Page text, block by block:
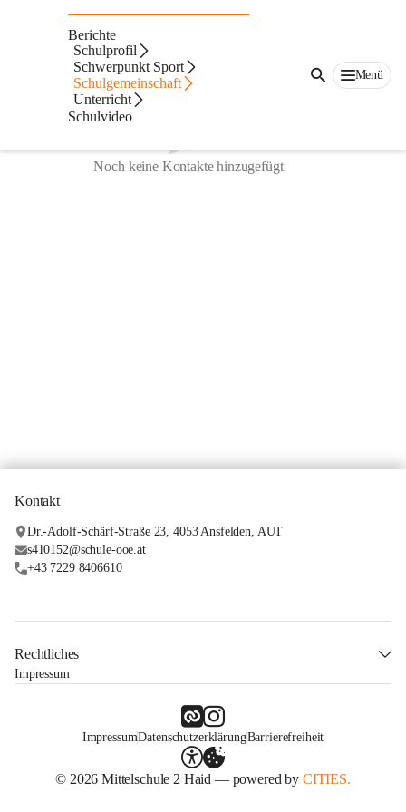
Berichte
Schulprofil
Schwerpunkt Sport
Schulgemeinschaft
Unterricht
Schulvideo
Menü
Direktion
Noch keine Kontakte hinzugefügt
Kontakt
Dr.-Adolf-Schärf-Straße 23, 4053 Ansfelden, AUT
s410152@schule-ooe.at
+43 7229 8406610
Rechtliches
Impressum
ImpressumDatenschutzerklärungBarrierefreiheit
© 2026 Mittelschule 2 Haid — powered by CITIES.